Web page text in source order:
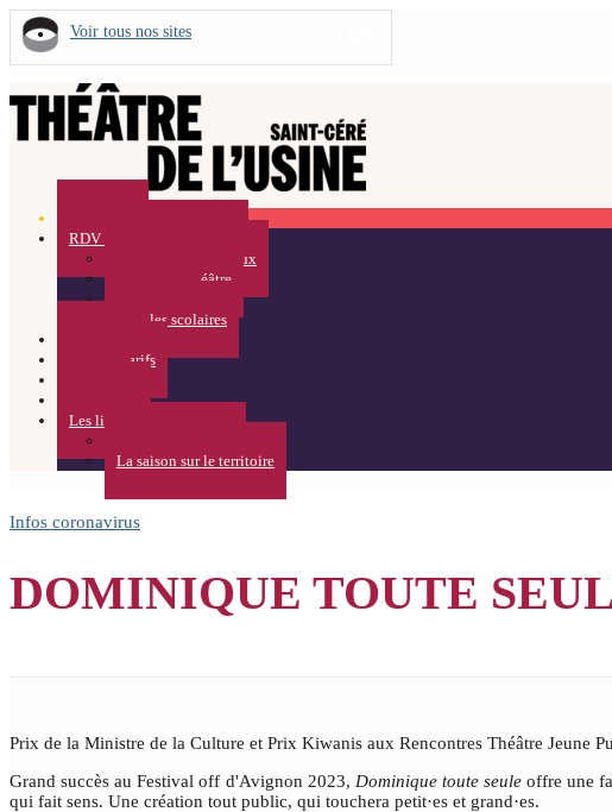
Voir tous nos sites
RDV Curieux / Médiation
Rendez-vous Curieux
Visites du Théâtre
Pour les scolaires
Infos et Tarifs
Les lieux
La saison sur le territoire
Infos coronavirus
DOMINIQUE TOUTE
Prix de la Ministre de la Culture et Prix Kiwanis aux Rencontres Théâtre Jeune
Grand succès au Festival off d'Avignon 2023, Dominique toute seule offre une
qui fait sens. Une création tout public, qui touchera petit·es et grand·es.